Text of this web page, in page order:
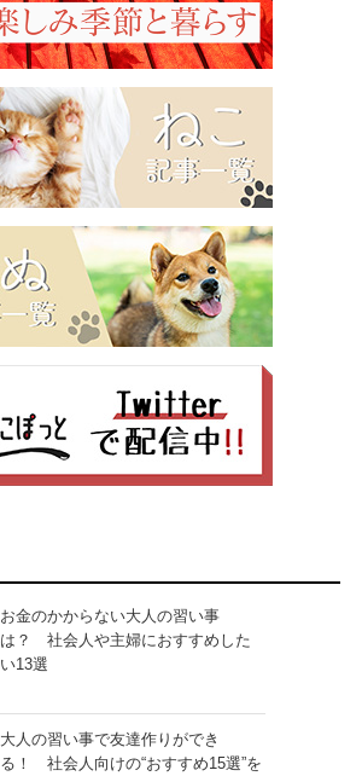
お金のかからない大人の習い事
は？ 社会人や主婦におすすめした
い13選
大人の習い事で友達作りができ
る！ 社会人向けの“おすすめ15選”を